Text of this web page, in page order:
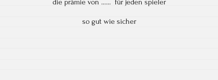
die prämie von …… für jeden spieler
so gut wie sicher